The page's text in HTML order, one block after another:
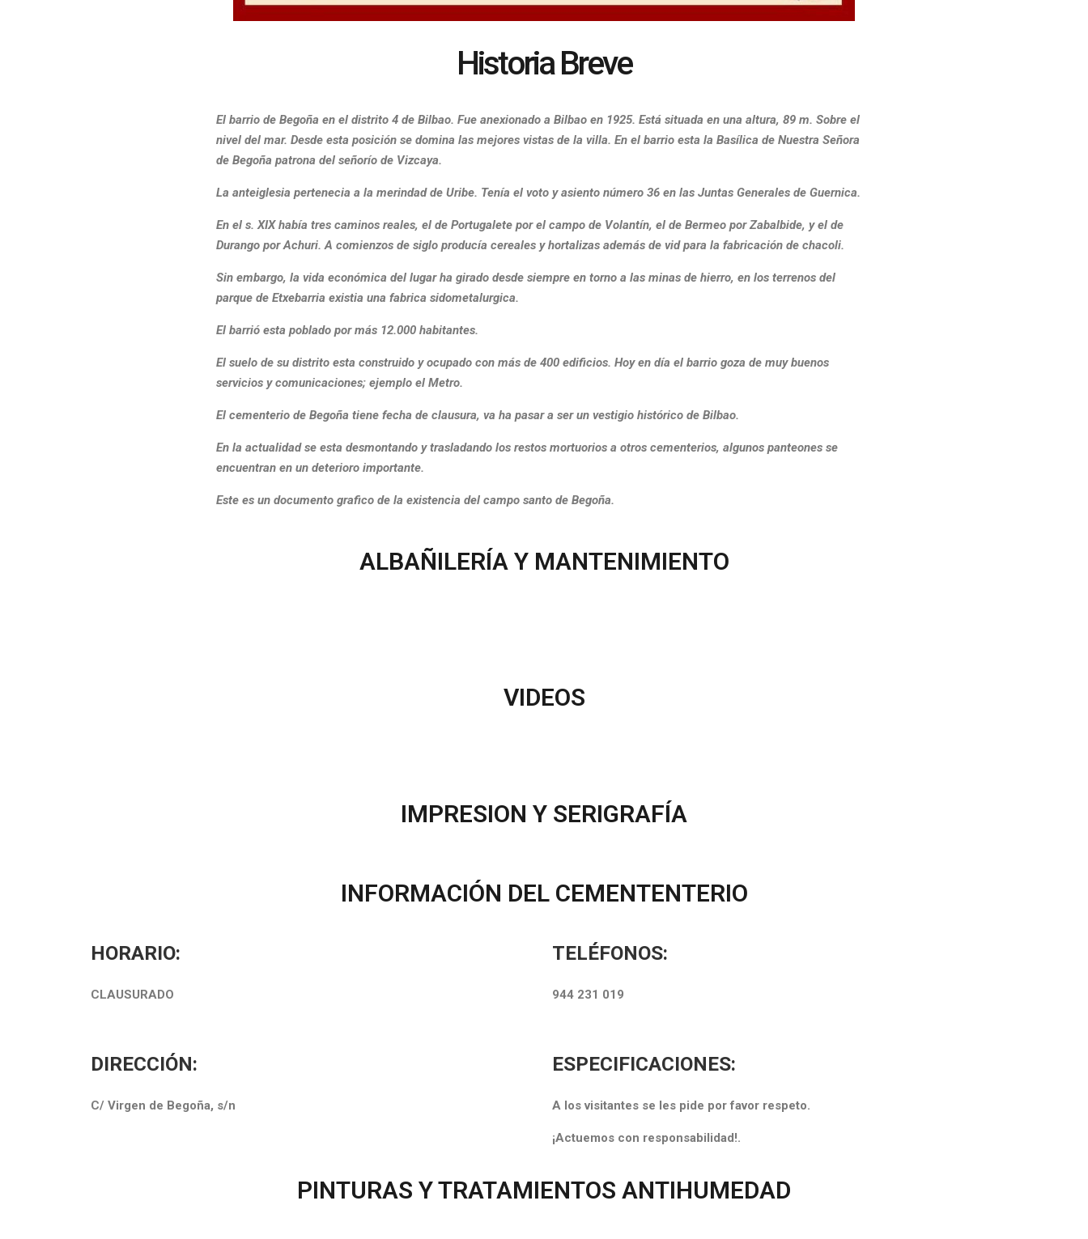
Historia Breve
El barrio de Begoña en el distrito 4 de Bilbao. Fue anexionado a Bilbao en 1925. Está situada en una altura, 89 m. Sobre el
nivel del mar. Desde esta posición se domina las mejores vistas de la villa. En el barrio esta la Basílica de Nuestra Señora
de Begoña patrona del señorío de Vizcaya.
La anteiglesia pertenecia a la merindad de Uribe. Tenía el voto y asiento número 36 en las Juntas Generales de Guernica.
En el s. XIX había tres caminos reales, el de Portugalete por el campo de Volantín, el de Bermeo por Zabalbide, y el de
Durango por Achuri. A comienzos de siglo producía cereales y hortalizas además de vid para la fabricación de chacoli.
Sin embargo, la vida económica del lugar ha girado desde siempre en torno a las minas de hierro, en los terrenos del
parque de Etxebarria existia una fabrica sidometalurgica.
El barrió esta poblado por más 12.000 habitantes.
El suelo de su distrito esta construido y ocupado con más de 400 edificios. Hoy en día el barrio goza de muy buenos
servicios y comunicaciones; ejemplo el Metro.
El cementerio de Begoña tiene fecha de clausura, va ha pasar a ser un vestigio histórico de Bilbao.
En la actualidad se esta desmontando y trasladando los restos mortuorios a otros cementerios, algunos panteones se
encuentran en un deterioro importante.
Este es un documento grafico de la existencia del campo santo de Begoña.
ALBAÑILERÍA Y MANTENIMIENTO
VIDEOS
IMPRESION Y SERIGRAFÍA
INFORMACIÓN DEL CEMENTENTERIO
HORARIO:
CLAUSURADO
TELÉFONOS:
944 231 019
DIRECCIÓN:
C/ Virgen de Begoña, s/n
ESPECIFICACIONES:
A los visitantes se les pide por favor respeto.
¡Actuemos con responsabilidad!.
PINTURAS Y TRATAMIENTOS ANTIHUMEDAD